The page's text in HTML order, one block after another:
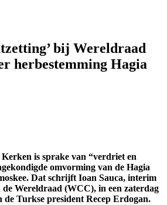
bij Wereldraad
herbestemming Hagia
is sprake van “verdriet en
omvorming van de Hagia
Dat schrijft Ioan Sauca, interim
de Wereldraad (WCC), in een zaterdag
de Turkse president Recep Erdogan.